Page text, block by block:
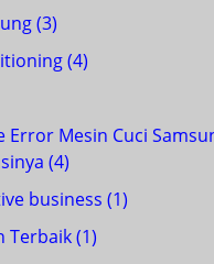
(3)
(4)
Error Mesin Cuci
(4)
business (1)
Terbaik(1)